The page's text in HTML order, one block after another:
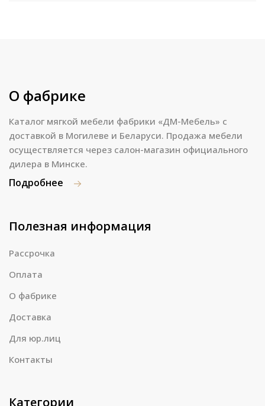
О фабрике
Каталог мягкой мебели фабрики «ДМ-Мебель» с
доставкой в Могилеве и Беларуси. Продажа мебели
осуществляется через салон-магазин официального
дилера в Минске.
Подробнее
Полезная информация
Рассрочка
Оплата
О фабрике
Доставка
Для юр.лиц
Контакты
Категории